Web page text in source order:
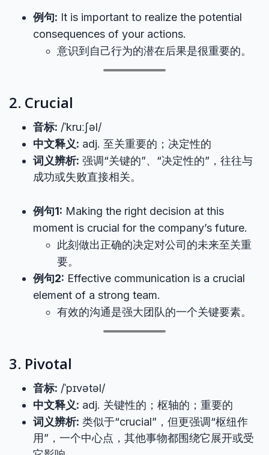
例句: It is important to realize the potential
consequences of your actions.
意识到自己行为的潜在后果是很重要的。
2. Crucial
音标: /ˈkruːʃəl/
中文释义: adj. 至关重要的；决定性的
词义辨析: 强调“关键的”、“决定性的”，往往与
成功或失败直接相关。
例句1: Making the right decision at this
moment is crucial for the company’s future.
此刻做出正确的决定对公司的未来至关重
要。
例句2: Effective communication is a crucial
element of a strong team.
有效的沟通是强大团队的一个关键要素。
3. Pivotal
音标: /ˈpɪvətəl/
中文释义: adj. 关键性的；枢轴的；重要的
词义辨析: 类似于“crucial”，但更强调“枢纽作
用”，一个中心点，其他事物都围绕它展开或受